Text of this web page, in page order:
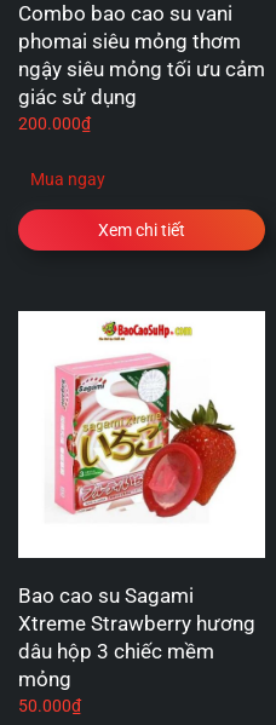
Combo bao cao su vani
phomai siêu mỏng thơm
ngậy siêu mỏng tối ưu cảm
giác sử dụng
200.000₫
Mua ngay
Xem chi tiết
Bao cao su Sagami
Xtreme Strawberry hương
dâu hộp 3 chiếc mềm
mỏng
50.000₫